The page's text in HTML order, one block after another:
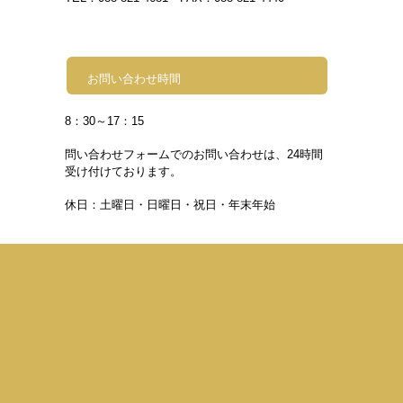
お問い合わせ時間
8 ：30～17：15
問い合わせフォームでのお問い合わせは、24時間
受け付けております。
休日：土曜日・日曜日・祝日・年末年始